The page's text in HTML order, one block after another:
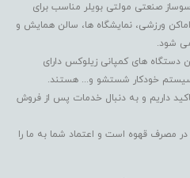
صنعتی مولتی بویلر مناسب برای
اماکن ورزشی، نمایشگاه ها، سالن همایش و
می شود.
دستگاه های کمپانی زیلوکس دارای
سیستم خودکار شستشو و... هستند.
داریم و به دنبال خدمات پس از فروش
مصرف قهوه است و اعتماد شما به ما را